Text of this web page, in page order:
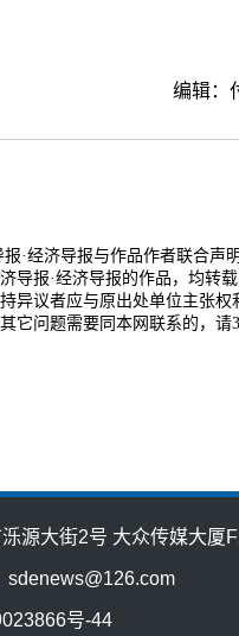
编辑：
·经济导报与作品作者联合声
导报·经济导报的作品，均转
异议者应与原出处单位主张权
它问题需要同本网联系的，请
源大街2号 大众传媒大厦
号-44